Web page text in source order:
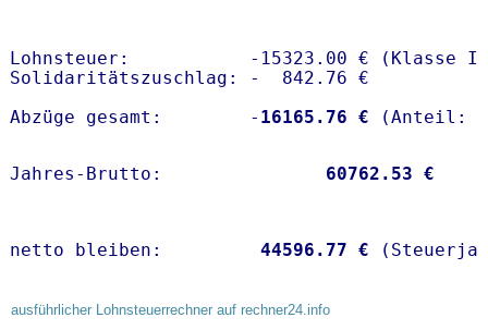
Lohnsteuer:           -15323.00 € (Klasse I)
Solidaritätszuschlag: -  842.76 €
Abzüge gesamt:        - 16165.76 €
Jahres-Brutto: 60762.53 €
netto bleiben: 44596.77 €
ausführlicher Lohnsteuerrechner auf rechner24.info